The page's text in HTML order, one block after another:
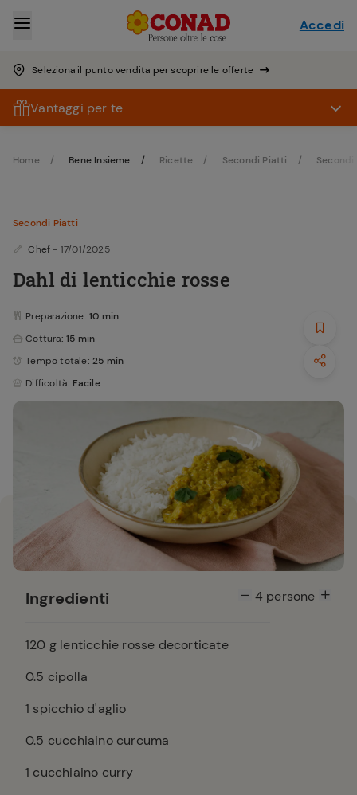
Seleziona il punto vendita per scoprire le offerte
Accedi
Vantaggi per te
Home Bene Insieme Ricette Secondi Piatti
Secondi Piatti
Chef - 17/01/2025
Dahl di lenticchie rosse
Preparazione: 10 min
Cottura: 15 min
Tempo totale: 25 min
Difficoltà: Facile
Ingredienti 4persone
120 g lenticchie rosse decorticate
0.5 cipolla
1 spicchio d'aglio
0.5 cucchiaino curcuma
1 cucchiaino curry